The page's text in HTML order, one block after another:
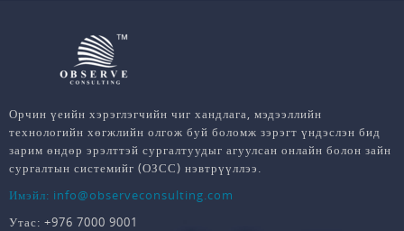
Орчин үеийн хэрэглэгчийн чиг хандлага, мэдээллийн
технологийн хөгжлийн олгож буй боломж зэрэгт үндэслэн бид
зарим өндөр эрэлттэй сургалтуудыг агуулсан онлайн болон зайн
сургалтын системийг (ОЗСС) нэвтрүүллээ.
Имэйл: info@observeconsulting.com
Утас: +976 7000 9001